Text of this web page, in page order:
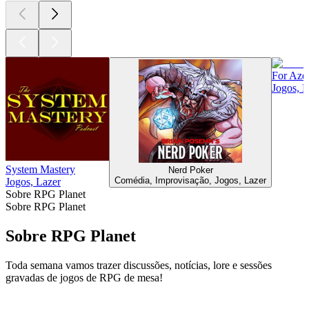
System Mastery
Jogos, Lazer
Nerd Poker
Comédia, Improvisação, Jogos, Lazer
For
Jogos,
Sobre RPG Planet
Sobre RPG Planet
Sobre RPG Planet
Toda semana vamos trazer discussões, notícias, lore e sessões
gravadas de jogos de RPG de mesa!